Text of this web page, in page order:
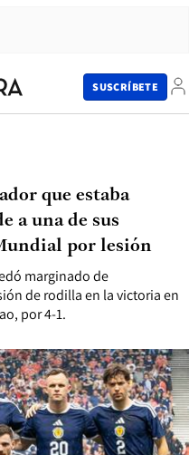
SUSCRÍBETE
marginado de
de rodilla en la victoria en
por 4-1.
que estaba
a una de sus
por lesión